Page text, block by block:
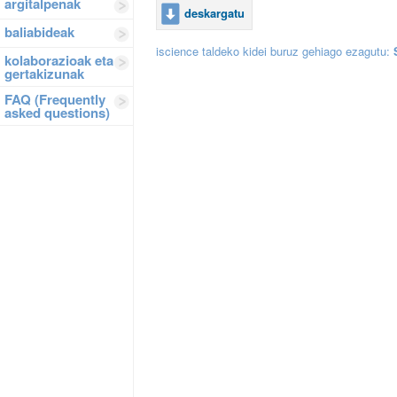
baliabideak
kolaborazioak eta
gertakizunak
FAQ (Frequently
asked questions)
deskargatu
iscience taldeko kidei buruz gehiago ezagutu: